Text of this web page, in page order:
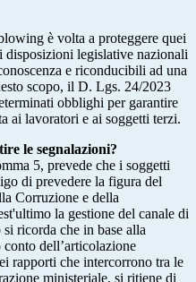
è volta a proteggere quei
disposizioni legislative nazionali
e riconducibili ad una
scopo, il D. Lgs. 24/2023
obblighi per garantire
ai lavoratori e ai soggetti terzi.
le segnalazioni?
5, prevede che i soggetti
di prevedere la figura del
Corruzione e della
la gestione del canale di
ricorda che in base alla
dell’articolazione
rapporti che intercorrono tra le
ministeriale, si ritiene di